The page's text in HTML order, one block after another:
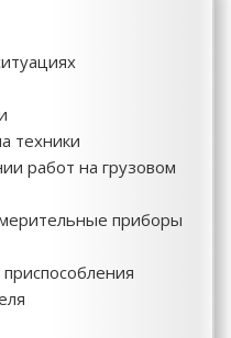
техники
работ на грузовом
приборы